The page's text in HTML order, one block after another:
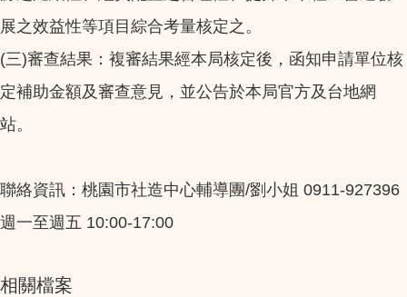
展之效益性等項目綜合考量核定之。
(三)審查結果：複審結果經本局核定後，函知申請單位核
定補助金額及審查意見，並公告於本局官方及台地網
站。
聯絡資訊：桃園市社造中心輔導團/劉小姐 0911-927396
週一至週五 10:00-17:00
相關檔案